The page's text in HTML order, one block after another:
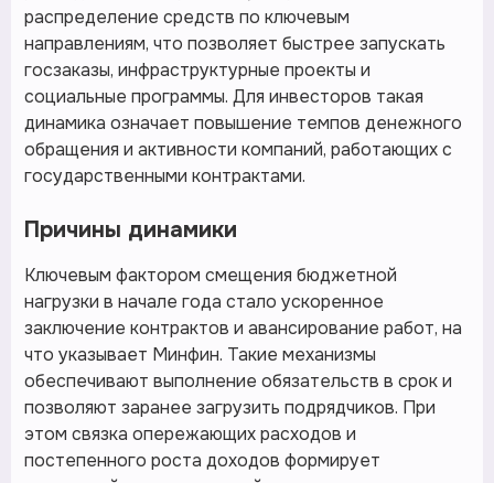
распределение средств по ключевым
направлениям, что позволяет быстрее запускать
госзаказы, инфраструктурные проекты и
социальные программы. Для инвесторов такая
динамика означает повышение темпов денежного
обращения и активности компаний, работающих с
государственными контрактами.
Причины динамики
Ключевым фактором смещения бюджетной
нагрузки в начале года стало ускоренное
заключение контрактов и авансирование работ, на
что указывает Минфин. Такие механизмы
обеспечивают выполнение обязательств в срок и
позволяют заранее загрузить подрядчиков. При
этом связка опережающих расходов и
постепенного роста доходов формирует